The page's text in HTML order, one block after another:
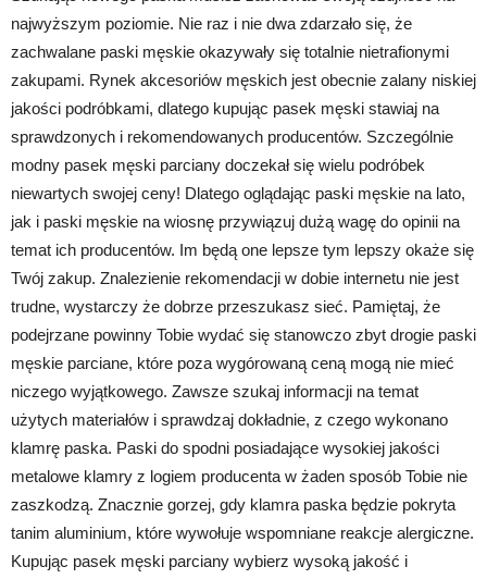
najwyższym poziomie. Nie raz i nie dwa zdarzało się, że
zachwalane paski męskie okazywały się totalnie nietrafionymi
zakupami. Rynek akcesoriów męskich jest obecnie zalany niskiej
jakości podróbkami, dlatego kupując pasek męski stawiaj na
sprawdzonych i rekomendowanych producentów. Szczególnie
modny pasek męski parciany doczekał się wielu podróbek
niewartych swojej ceny! Dlatego oglądając paski męskie na lato,
jak i paski męskie na wiosnę przywiązuj dużą wagę do opinii na
temat ich producentów. Im będą one lepsze tym lepszy okaże się
Twój zakup. Znalezienie rekomendacji w dobie internetu nie jest
trudne, wystarczy że dobrze przeszukasz sieć. Pamiętaj, że
podejrzane powinny Tobie wydać się stanowczo zbyt drogie paski
męskie parciane, które poza wygórowaną ceną mogą nie mieć
niczego wyjątkowego. Zawsze szukaj informacji na temat
użytych materiałów i sprawdzaj dokładnie, z czego wykonano
klamrę paska. Paski do spodni posiadające wysokiej jakości
metalowe klamry z logiem producenta w żaden sposób Tobie nie
zaszkodzą. Znacznie gorzej, gdy klamra paska będzie pokryta
tanim aluminium, które wywołuje wspomniane reakcje alergiczne.
Kupując pasek męski parciany wybierz wysoką jakość i